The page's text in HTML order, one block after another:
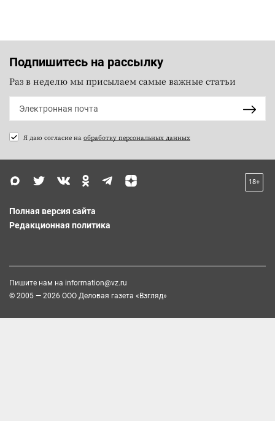
Подпишитесь на рассылку
Раз в неделю мы присылаем самые важные статьи
Я даю согласие на обработку персональных данных
18+
Полная версия сайта
Редакционная политика
Пишите нам на information@vz.ru
© 2005 — 2026 ООО Деловая газета «Взгляд»